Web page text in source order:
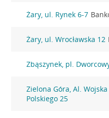
Żary, ul. Rynek 6-7
Żary, ul. Wrocławska 12
Zbąszynek, pl.
Zielona Góra, Al. Wojska
Polskiego 25